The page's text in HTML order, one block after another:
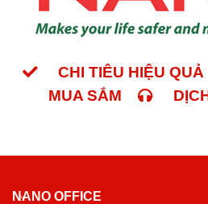
CHI TIÊU HIỆU
MUA SẮM
DỊCH
NANO OFFICE